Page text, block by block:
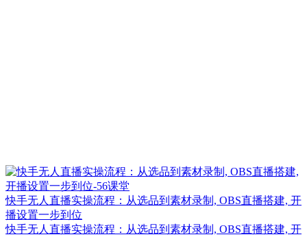
快手无人直播实操流程：从选品到素材录制, OBS直播搭建, 开
播设置一步到位
快手无人直播实操流程：从选品到素材录制, OBS直播搭建, 开